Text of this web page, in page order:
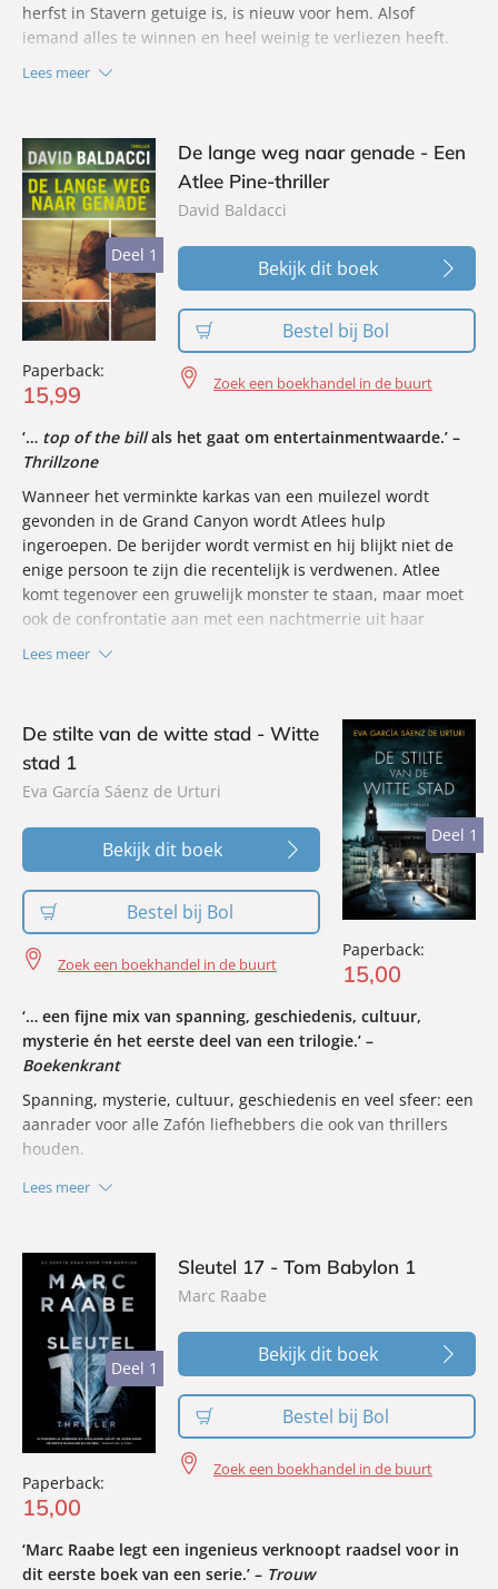
herfst in Stavern getuige is, is nieuw voor hem. Alsof
iemand alles te winnen en heel weinig te verliezen heeft.
Lees meer
Deel 1
Deel 1
Paperback:
15,99
De lange weg naar genade - Een
Atlee Pine-thriller
David Baldacci
Bekijk dit boek
Bestel bij Bol
Zoek een boekhandel in de buurt
‘… top of the billals het gaat om entertainmentwaarde.’ –
Thrillzone
Wanneer het verminkte karkas van een muilezel wordt
gevonden in de Grand Canyon wordt Atlees hulp
ingeroepen. De berijder wordt vermist en hij blijkt niet de
enige persoon te zijn die recentelijk is verdwenen. Atlee
komt tegenover een gruwelijk monster te staan, maar moet
ook de confrontatie aan met een nachtmerrie uit haar
Lees meer
Deel 1
Deel 1
Paperback:
15,00
De stilte van de witte stad - Witte
stad 1
Eva García Sáenz de Urturi
Bekijk dit boek
Bestel bij Bol
Zoek een boekhandel in de buurt
‘… een fijne mix van spanning, geschiedenis, cultuur,
mysterie én het eerste deel van een trilogie.’ –
Boekenkrant
Spanning, mysterie, cultuur, geschiedenis en veel sfeer: een
aanrader voor alle Zafón liefhebbers die ook van thrillers
houden.
Lees meer
Deel 1
Deel 1
Paperback:
15,00
Sleutel 17 - Tom Babylon 1
Marc Raabe
Bekijk dit boek
Bestel bij Bol
Zoek een boekhandel in de buurt
‘Marc Raabe legt een ingenieus verknoopt raadsel voor in
dit eerste boek van een serie.’ – Trouw